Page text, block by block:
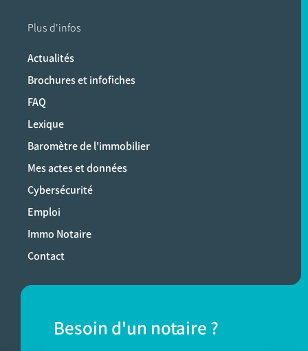
Plus d'infos
Actualités
Brochures et infofiches
FAQ
Lexique
Baromètre de l'immobilier
Mes actes et données
Cybersécurité
Emploi
Immo Notaire
Contact
Besoin d'un notaire ?